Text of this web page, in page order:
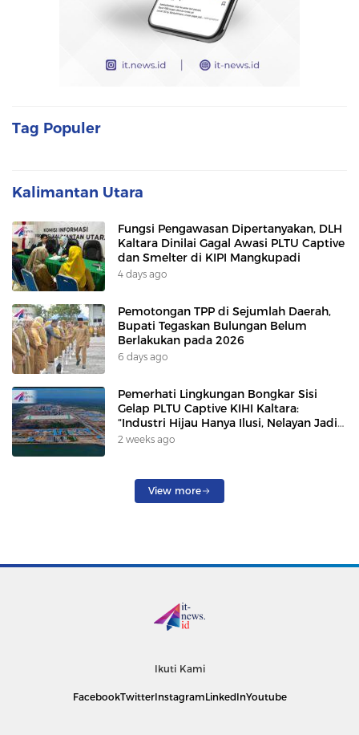
Tag Populer
Kalimantan Utara
Fungsi Pengawasan Dipertanyakan, DLH
Kaltara Dinilai Gagal Awasi PLTU Captive
dan Smelter di KIPI Mangkupadi
4 days ago
Pemotongan TPP di Sejumlah Daerah,
Bupati Tegaskan Bulungan Belum
Berlakukan pada 2026
6 days ago
Pemerhati Lingkungan Bongkar Sisi
Gelap PLTU Captive KIHI Kaltara:
“Industri Hijau Hanya Ilusi, Nelayan Jadi
Korban”
2 weeks ago
View more
Ikuti Kami
FacebookTwitterInstagramLinkedInYoutube